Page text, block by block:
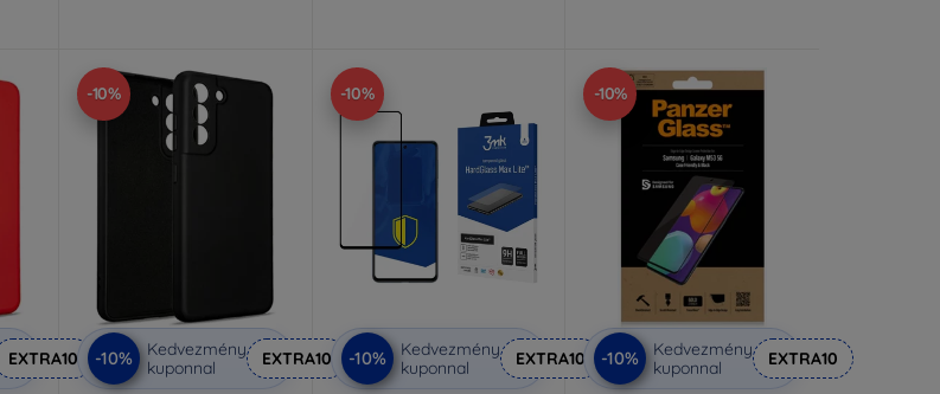
EXTRA10
-10%
-10%
Kedvezmény
kuponnal
EXTRA10
-10%
-10%
Kedvezmény
kuponnal
EXTRA10
-10%
-10%
Kedvezmény
kuponnal
EXTRA10